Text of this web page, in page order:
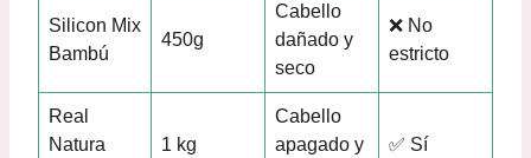
Silicon Mix
Bambú
450g
Cabello
dañado y
seco
❌ No
estricto
Real
Natura
1 kg
Cabello
apagado y
✅ Sí